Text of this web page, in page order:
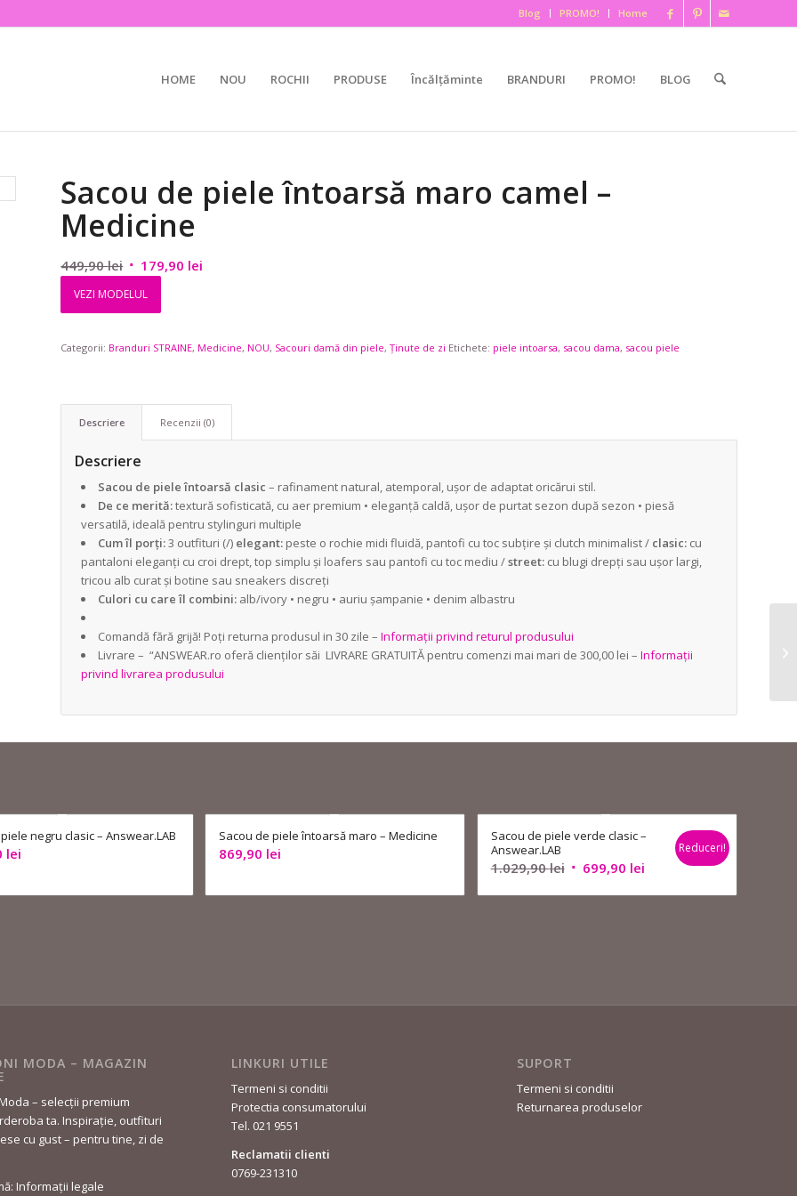
Blog PROMO! Home
HOME NOU ROCHII PRODUSE Încălțăminte BRANDURI PROMO! BLOG
Sacou de piele întoarsă maro camel –
Medicine
449,90lei Prețul
inițial
449,90 lei.
179,90 lei
VEZI MODELUL
Categorii: Branduri STRAINE, Medicine, NOU, Sacouri damă din piele,Ținute de zi Etichete: piele intoarsa, sacou dama, sacou piele
Descriere Recenzii (0)
Descriere
Sacou de piele întoarsă clasic – rafinament natural, atemporal, ușor de adaptat oricărui stil.
De ce merită:textură sofisticată, cu aer premium • eleganță caldă, ușor de purtat sezon după sezon • piesă
versatilă, ideală pentru stylinguri multiple
Cum îl porți:3 outfituri (/) elegant: peste o rochie midi fluidă, pantofi cu toc subțire și clutch minimalist / clasic: cu
pantaloni eleganți cu croi drept, top simplu și loafers sau pantofi cu toc mediu /street: cu blugi drepți sau ușor largi,
tricou alb curat și botine sau sneakers discreți
Culori cu care îl combini: alb/ivory • negru • auriu șampanie • denim albastru
Comandă fără grijă! Poți returna produsul in 30 zile – Informații privind returul produsului
Livrare – “ANSWEAR.ro oferă clienților săi LIVRARE GRATUITĂ pentru comenzi mai mari de 300,00 lei –Informații
privind livrarea produsului
negru clasic – Answear.LAB
lei
Sacou de piele întoarsă maro – Medicine
869,90 lei
Sacou de piele verde clasic –
Answear.LAB
1.029,90lei Prețul
699,90 leiPrețul
Reduceri!
MODA – MAGAZIN
– selecții premium
ta. Inspirație, outfituri
cu gust – pentru tine, zi de
Informații legale
LINKURI UTILE
Termeni si conditii
Protectia consumatorului
Tel. 021 9551
Reclamatii clienti
0769-231310
SUPORT
Termeni si conditii
Returnarea produselor